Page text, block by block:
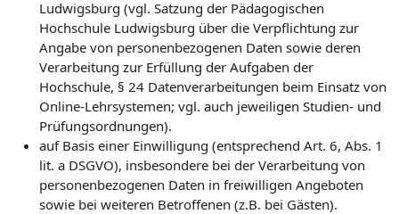
Ludwigsburg (vgl. Satzung der Pädagogischen
Hochschule Ludwigsburg über die Verpflichtung zur
Angabe von personenbezogenen Daten sowie deren
Verarbeitung zur Erfüllung der Aufgaben der
Hochschule, § 24 Datenverarbeitungen beim Einsatz von
Online-Lehrsystemen; vgl. auch jeweiligen Studien- und
Prüfungsordnungen).
auf Basis einer Einwilligung (entsprechend Art. 6, Abs. 1
lit. a DSGVO), insbesondere bei der Verarbeitung von
personenbezogenen Daten in freiwilligen Angeboten
sowie bei weiteren Betroffenen (z.B. bei Gästen).